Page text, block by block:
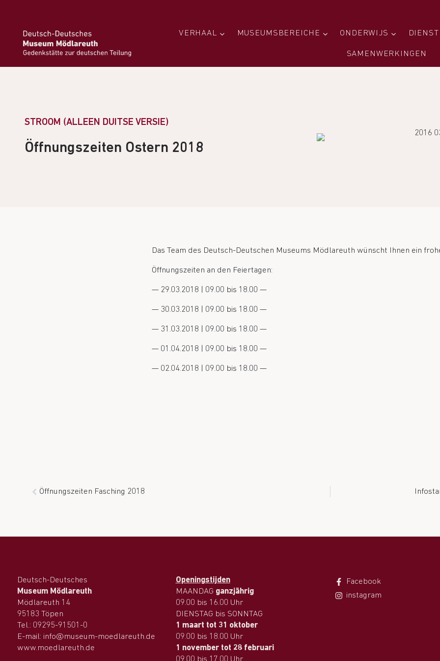
VERHAAL MUSEUMSBEREICHE ONDERWIJS DIENST
SAMENWERKINGEN
STROOM (ALLEEN DUITSE VERSIE)
Öffnungszeiten Ostern 2018
Das Team des Deutsch-Deutschen Museums Mödlareuth wünscht Ihnen ein
Öffnungszeiten an den Feiertagen:
— 29.03.2018 | 09.00 bis 18.00 —
— 30.03.2018 | 09.00 bis 18.00 —
— 31.03.2018 | 09.00 bis 18.00 —
— 01.04.2018 | 09.00 bis 18.00 —
— 02.04.2018 | 09.00 bis 18.00 —
Öffnungszeiten Fasching 2018
Deutsch-Deutsches
Museum Mödlareuth
Mödlareuth 14
95183 Töpen
Tel.: 09295-91501-0
E-mail: info@museum-moedlareuth.de
www.moedlareuth.de
Openingstijden
MAANDAG ganzjährig
09.00 bis 16.00 Uhr
DIENSTAG bis SONNTAG
1 maart tot 31 oktober
09.00 bis 18.00 Uhr
1 november tot 28 februari
09.00 bis 17.00 Uhr
Facebook
instagram